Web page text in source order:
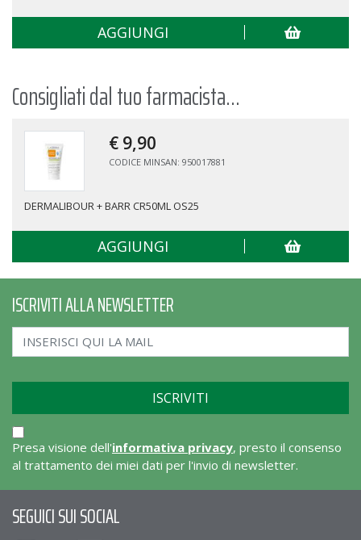
AGGIUNGI
Consigliati dal tuo farmacista...
€ 9,90
CODICE MINSAN: 950017881
DERMALIBOUR + BARR CR50ML OS25
AGGIUNGI
ISCRIVITI ALLA NEWSLETTER
Presa visione dell'informativa privacy, presto il consenso
al trattamento dei miei dati per l'invio di newsletter.
SEGUICI SUI SOCIAL